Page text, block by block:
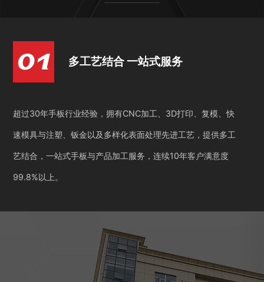
多工艺结合 一站式服务
超过30年手板行业经验，拥有CNC加工、3D打印、复模、快
速模具与注塑、钣金以及多样化表面处理先进工艺，提供多工
艺结合，一站式手板与产品加工服务，连续10年客户满意度
99.8%以上。